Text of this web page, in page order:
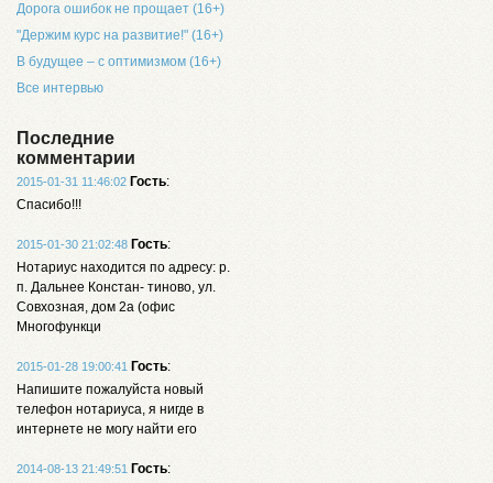
Дорога ошибок не прощает (16+)
"Держим курс на развитие!" (16+)
В будущее – с оптимизмом (16+)
Все интервью
Последние
комментарии
2015-01-31 11:46:02 Гость:
Спасибо!!!
2015-01-30 21:02:48 Гость:
Нотариус находится по адресу: р.
п. Дальнее Констан- тиново, ул.
Совхозная, дом 2а (офис
Многофункци
2015-01-28 19:00:41 Гость:
Напишите пожалуйста новый
телефон нотариуса, я нигде в
интернете не могу найти его
2014-08-13 21:49:51 Гость: